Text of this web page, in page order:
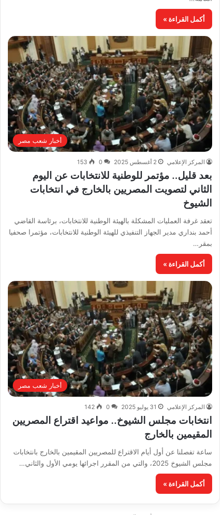
أكمل القراءة »
أخبار شعب مصر
المركز الإعلامي 2 أغسطس 2025 0
153
بعد قليل.. مؤتمر للوطنية للانتخابات عن اليوم
الثاني لتصويت المصريين بالخارج في انتخابات
الشيوخ
تعقد غرفة العمليات المشكلة بالهيئة الوطنية للانتخابات، برئاسة القاضي
أحمد بنداري مدير الجهاز التنفيذي للهيئة الوطنية للانتخابات، مؤتمرا صحفيا
بمقر…
أكمل القراءة »
أخبار شعب مصر
المركز الإعلامي 31 يوليو 2025 0
142
انتخابات مجلس الشيوخ.. مواعيد اقتراع المصريين
المقيمين بالخارج
ساعة تفصلنا عن أول أيام الاقتراع للمصريين المقيمين بالخارج بانتخابات
مجلس الشيوخ 2025، والتي من المقرر اجرائها يومي الأول والثاني…
أكمل القراءة »